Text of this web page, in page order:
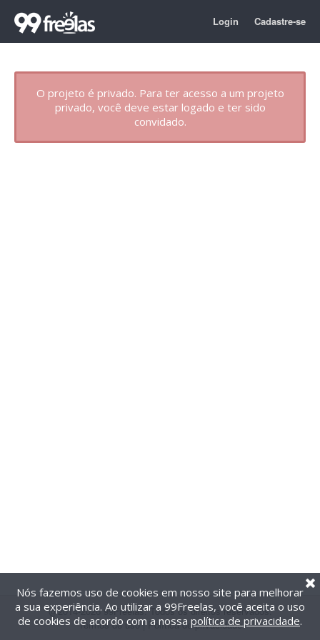
Login Cadastre-se
O projeto é privado. Para ter acesso a um projeto
privado, você deve estar logado e ter sido
convidado.
@2014-2026 99Freelas. Todos os direitos reservados.
Termos de uso| Política de privacidade
Nós fazemos uso de cookies em nosso site para melhorar
a sua experiência. Ao utilizar a 99Freelas, você aceita o uso
de cookies de acordo com a nossa política de privacidade.